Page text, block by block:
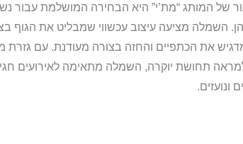
של המותג “מת’י” היא הבחירה המושלמת עבור
השמלה מציעה עיצוב עכשווי שמבליט את הגוף
את הכתפיים והחזה בצורה מעודנת. עם גזרת
תחושת יוקרה, השמלה מתאימה לאירועים
ונועזים.